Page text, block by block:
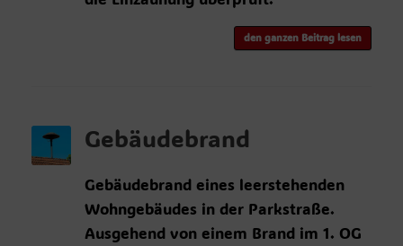
den ganzen Beitrag lesen
Gebäudebrand
Gebäudebrand eines leerstehenden
Wohngebäudes in der Parkstraße.
Ausgehend von einem Brand im 1. OG